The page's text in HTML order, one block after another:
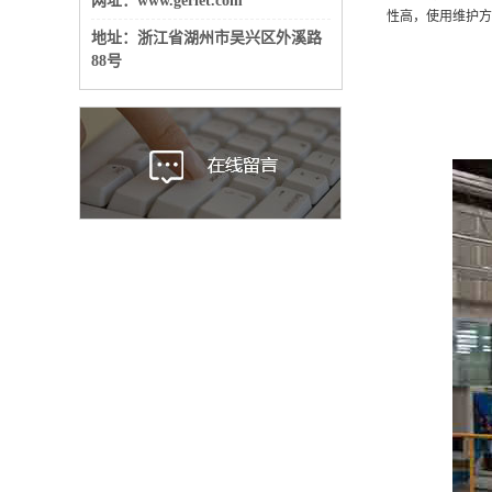
地址： 浙江省湖州市吴兴区外溪路
88号
性高，使用维护